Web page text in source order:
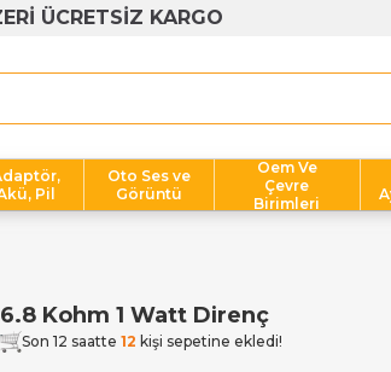
ÜCRETSİZ KARGO
Pil
Oto Ses ve
Görüntü
Oem Ve
Çevre
Birimleri
6.8 Kohm 1 Watt Direnç
Son 12 saatte 12 kişi sepetine ekledi!